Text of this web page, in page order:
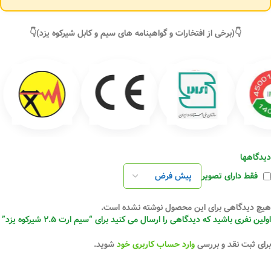
👇(برخی از افتخارات و گواهینامه های سیم و کابل شیرکوه یزد)👇
دیدگاهها
فقط دارای تصویر
هیچ دیدگاهی برای این محصول نوشته نشده است.
اولین نفری باشید که دیدگاهی را ارسال می کنید برای “سیم ارت ۲.۵ شیرکوه یزد”
برای ثبت نقد و بررسیوارد حساب کاربری خودشوید.